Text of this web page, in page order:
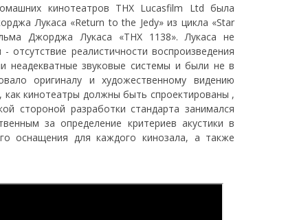
кинотеатров THX Lucasfilm Ltd была
Лукаса «Return to the Jedy» из цикла «Star
Джорджа Лукаса «THX 1138». Лукаса не
реалистичности воспроизведения
неадекватные звуковые системы и были не в
оригиналу и художественному видению
как кинотеатры должны быть спроектированы ,
стороной разработки стандарта занимался
за определение критериев акустики в
оснащения для каждого кинозала, а также